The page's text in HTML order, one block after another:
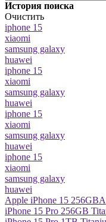
История поиска
Очистить
iphone 15
xiaomi
samsung galaxy
huawei
iphone 15
xiaomi
samsung galaxy
huawei
iphone 15
xiaomi
samsung galaxy
huawei
iphone 15
xiaomi
samsung galaxy
huawei
Apple iPhone 15 256GB
iPhone 15 Pro 256GB